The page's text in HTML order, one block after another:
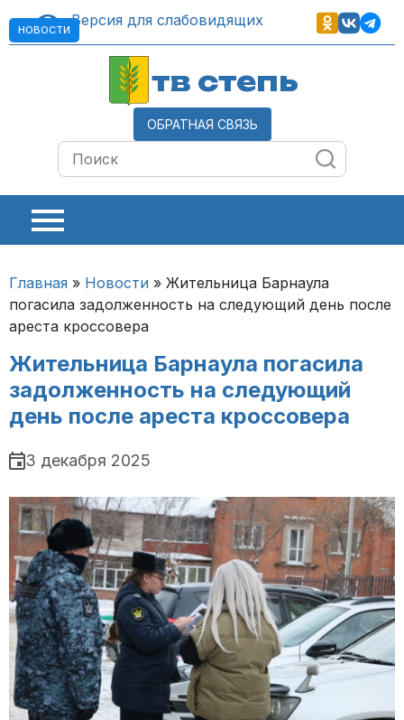
Версия для слабовидящих
тв степь
ОБРАТНАЯ СВЯЗЬ
Главная » Новости » Жительница Барнаула
погасила задолженность на следующий день после
ареста кроссовера
Жительница Барнаула погасила
задолженность на следующий
день после ареста кроссовера
НОВОСТИ
3 декабря 2025